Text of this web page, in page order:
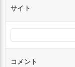
サイト
コメント